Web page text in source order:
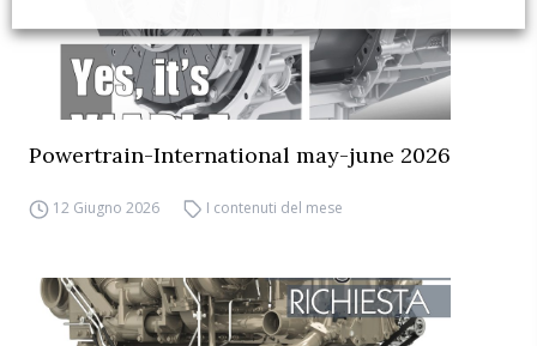
Powertrain-International may-june 2026
12 Giugno 2026 I contenuti del mese